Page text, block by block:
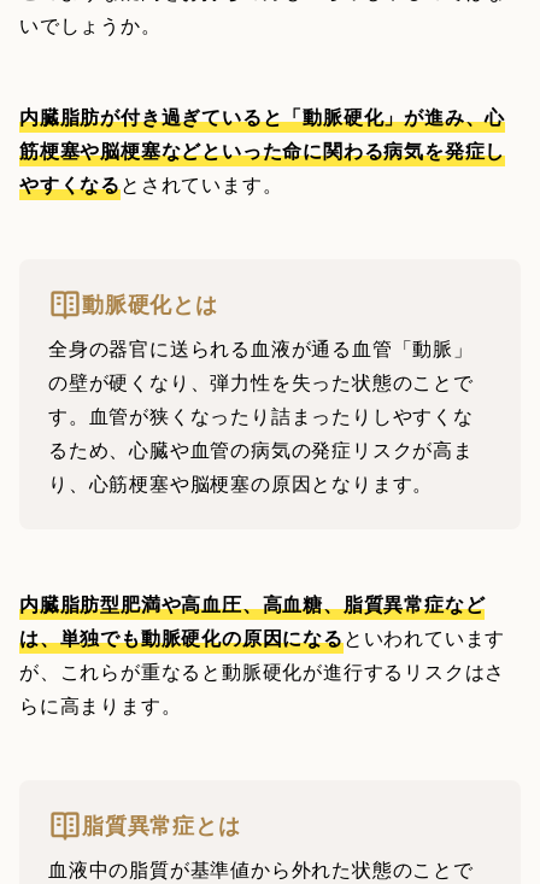
いでしょうか。
内臓脂肪が付き過ぎていると「動脈硬化」が進み、心
筋梗塞や脳梗塞などといった命に関わる病気を発症し
やすくなるとされています。
動脈硬化とは
全身の器官に送られる血液が通る血管「動脈」
の壁が硬くなり、弾力性を失った状態のことで
す。血管が狭くなったり詰まったりしやすくな
るため、心臓や血管の病気の発症リスクが高ま
り、心筋梗塞や脳梗塞の原因となります。
内臓脂肪型肥満や高血圧、高血糖、脂質異常症など
は、単独でも動脈硬化の原因になるといわれています
が、これらが重なると動脈硬化が進行するリスクはさ
らに高まります。
脂質異常症とは
血液中の脂質が基準値から外れた状態のことで